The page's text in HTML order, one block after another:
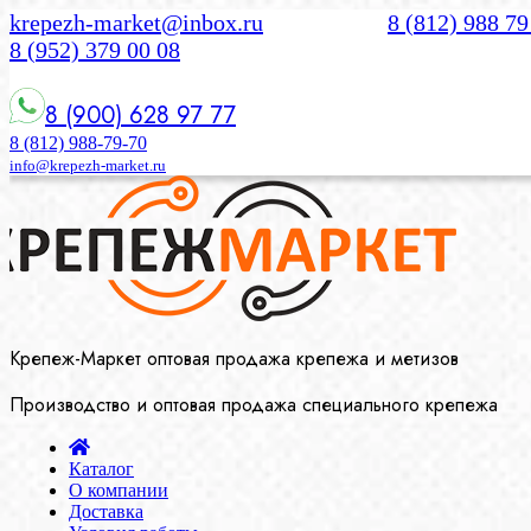
krepezh-market@inbox.ru
8 (812) 988
8 (952) 379 00 08
8 (900) 628 97 77
8 (812) 988-79-70
info@krepezh-market.ru
Крепеж-Маркет оптовая продажа крепежа и метизов
Производство и оптовая продажа специального крепежа
Каталог
О компании
Доставка